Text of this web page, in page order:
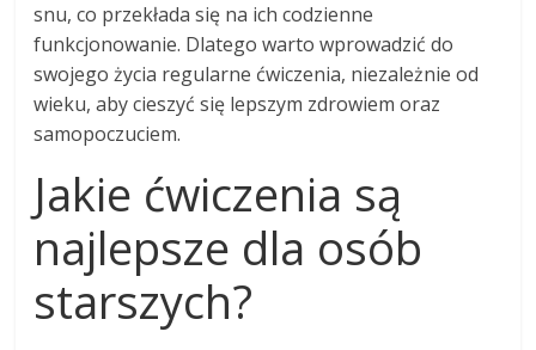
snu, co przekłada się na ich codzienne
funkcjonowanie. Dlatego warto wprowadzić do
swojego życia regularne ćwiczenia, niezależnie od
wieku, aby cieszyć się lepszym zdrowiem oraz
samopoczuciem.
Jakie ćwiczenia są
najlepsze dla osób
starszych?